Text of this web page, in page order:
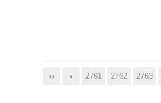
2761 2762 2763
다음 맨끝